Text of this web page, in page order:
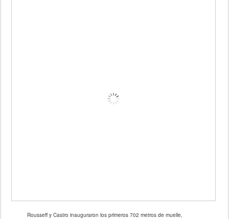
Rousseff y Castro inauguraron los primeros 702 metros de muelle,